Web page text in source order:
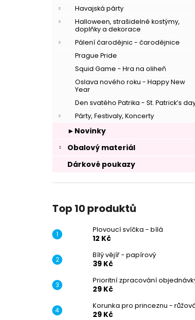
Havajská párty
Halloween, strašidelné kostýmy,
doplňky a dekorace
Pálení čarodějnic - čarodějnice
Prague Pride
Squid Game - Hra na oliheň
Oslava nového roku - Happy New
Year
Den svatého Patrika - St. Patrick’s
Párty, Festivaly, Koncerty
►Novinky
Obalový materiál
Dárkové poukazy
Top 10 produktů
Plovoucí svíčka - bílá
12 Kč
Bílý vějíř - papírový
39 Kč
Prioritní zpracování
29 Kč
Korunka pro princeznu -
29 Kč